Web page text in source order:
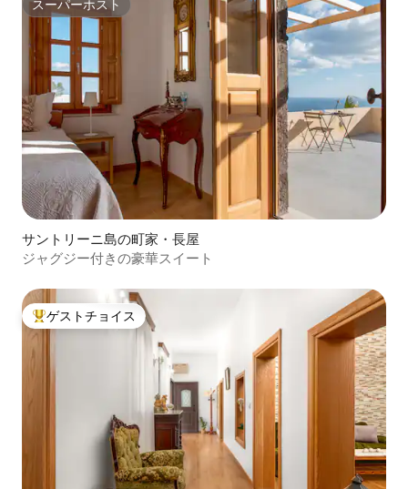
スーパーホスト
スーパーホスト
サントリーニ島の町家・長屋
ジャグジー付きの豪華スイート
大好評のゲストチョイスです。
ゲストチョイス